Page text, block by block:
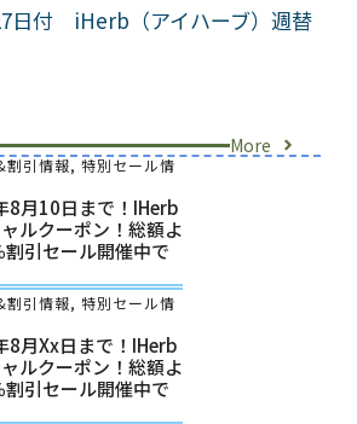
日付 iHerb（アイハーブ）週替
More
割引情報, 特別セール情
8月10日まで！iHerb
ルクーポン！総額よ
割引セール開催中で
割引情報, 特別セール情
8月xx日まで！iHerb
ルクーポン！総額よ
割引セール開催中で